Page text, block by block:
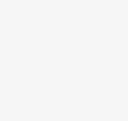
〈藝
維
現代